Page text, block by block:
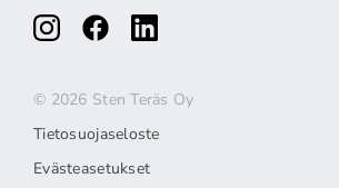
© 2026 Sten Teräs Oy
Tietosuojaseloste
Evästeasetukset